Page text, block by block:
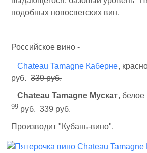
подобных новосветских вин.
Российское вино -
Chateau Tamagne Каберне,
руб. 339 руб.
Chateau Tamagne Мускат,
99 руб. 339 руб.
Производит "Кубань-вино".